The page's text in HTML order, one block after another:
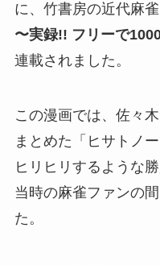
に、竹書房の近代麻
〜実録!! フリーで
連載されました。
この漫画では、佐々
まとめた「ヒサトノ
ヒリヒリするような
当時の麻雀ファンの
た。